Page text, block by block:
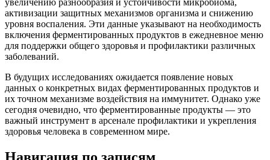
увеличению разнообразия и устойчивости микробиома,
активизации защитных механизмов организма и снижению
уровня воспаления. Эти данные указывают на необходимость
включения ферментированных продуктов в ежедневное меню
для поддержки общего здоровья и профилактики различных
заболеваний.
В будущих исследованиях ожидается появление новых
данных о конкретных видах ферментированных продуктов и
их точном механизме воздействия на иммунитет. Однако уже
сегодня очевидно, что ферментированные продукты — это
важный инструмент в арсенале профилактики и укрепления
здоровья человека в современном мире.